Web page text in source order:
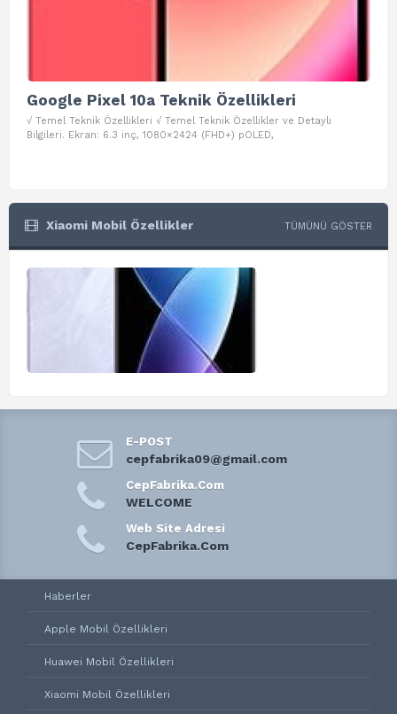
Google Pixel 10a Teknik Özellikleri
√ Temel Teknik Özellikleri √ Temel Teknik Özellikler ve Detaylı
Bilgileri. Ekran: 6.3 inç, 1080×2424 (FHD+) pOLED,
Xiaomi Mobil Özellikler TÜMÜNÜ GÖSTER
E-POST
cepfabrika09@gmail.com
CepFabrika.Com
WELCOME
Web Site Adresi
CepFabrika.Com
Haberler
Apple Mobil Özellikleri
Huawei Mobil Özellikleri
Xiaomi Mobil Özellikleri